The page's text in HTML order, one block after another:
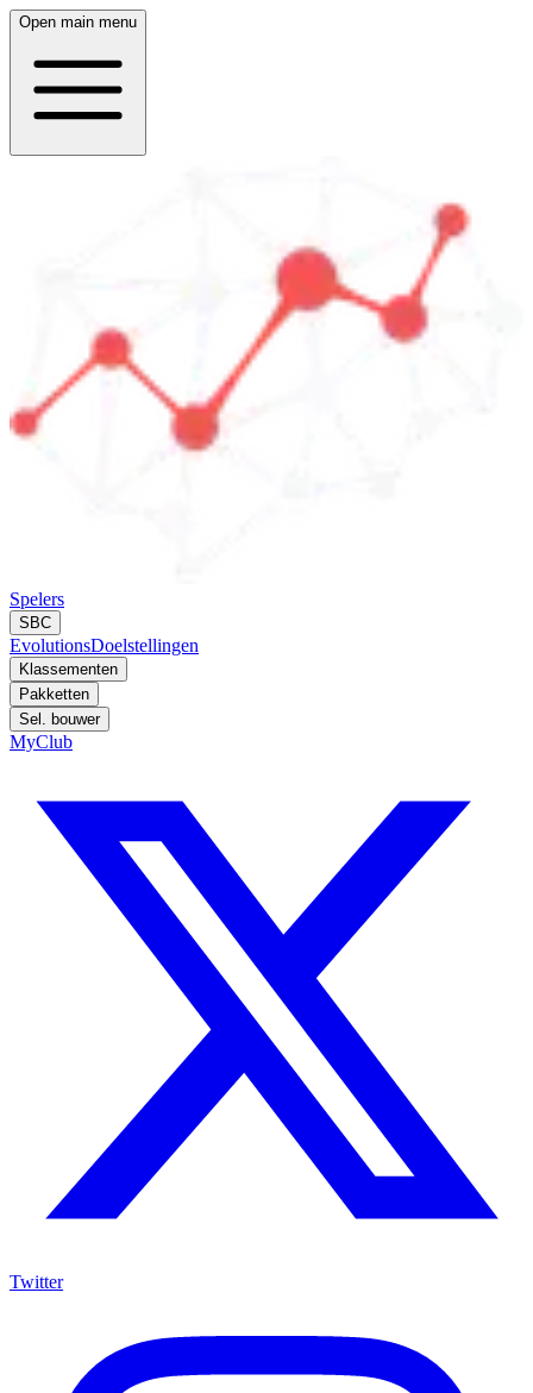
Open main menu
Spelers
SBC
EvolutionsDoelstellingen
Klassementen
Pakketten
Sel. bouwer
MyClub
Twitter